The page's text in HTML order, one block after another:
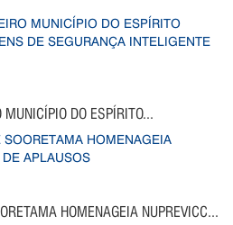
DO ESPÍRITO...
HOMENAGEIA NUPREVICC...